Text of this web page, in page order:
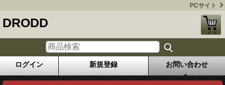
PCサイト
DRODD
ログイン 新規登録 お問い合わせ